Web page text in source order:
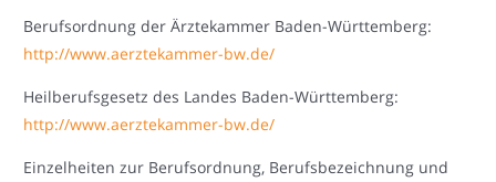
Berufsordnung der Ärztekammer Baden-Württemberg:
http://www.aerztekammer-bw.de/
Heilberufsgesetz des Landes Baden-Württemberg:
http://www.aerztekammer-bw.de/
Einzelheiten zur Berufsordnung, Berufsbezeichnung und